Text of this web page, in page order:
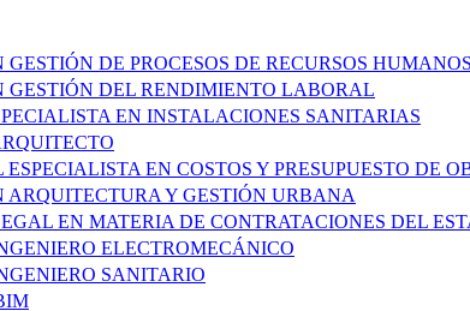
GESTIÓN DE PROCESOS DE RECURSOS HUMANOS
GESTIÓN DEL RENDIMIENTO LABORAL
EN INSTALACIONES SANITARIAS
EN COSTOS Y PRESUPUESTO DE
ARQUITECTURA Y GESTIÓN URBANA
EN MATERIA DE CONTRATACIONES DEL
ELECTROMECÁNICO
SANITARIO